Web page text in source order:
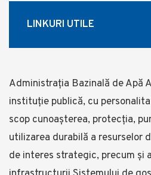
LINKURI UTILE
Administrația Bazinală de Apă
instituție publică, cu
scop cunoașterea, protecția,
utilizarea durabilă a resurselor
de interes strategic, precum și